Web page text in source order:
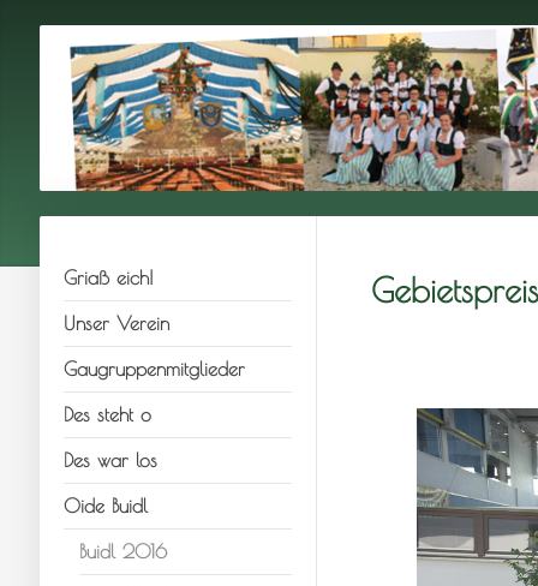
Griaß eich!
Unser Verein
Gaugruppenmitglieder
Des steht o
Des war los
Oide Buidl
Buidl 2016